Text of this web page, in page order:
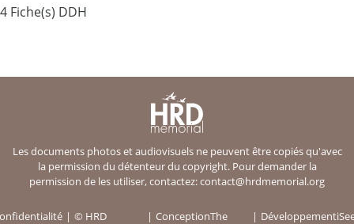
4 Fiche(s) DDH
Les documents photos et audiovisuels ne peuvent être copiés qu'avec
la permission du détenteur du copyright. Pour demander la
permission de les utiliser, contactez:contact@hrdmemorial.org
© HRD ConceptionThe Développement